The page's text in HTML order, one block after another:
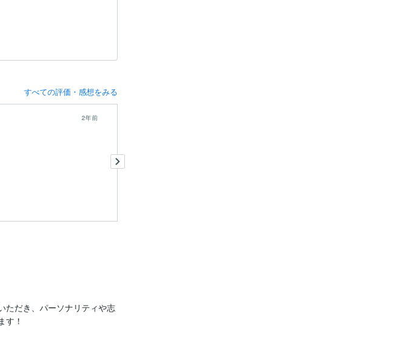
すべての評価・感想をみる
2年前
ただき、パーソナリティや志
す！